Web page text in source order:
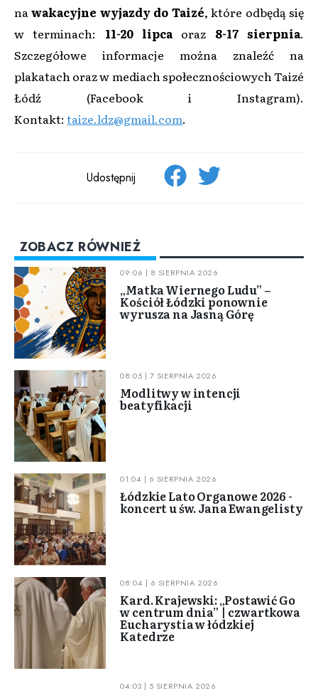
nawakacyjne wyjazdy do Taizé, które odbędą się
w terminach: 11-20 lipcaoraz 8-17 sierpnia.
Szczegółowe informacje można znaleźć na
plakatach oraz w mediach społecznościowych Taizé
Łódź (Facebook i Instagram).
Kontakt: taize.ldz@gmail.com.
Udostępnij
ZOBACZ RÓWNIEŻ
09:06 | 8 SIERPNIA 2026
„Matka Wiernego Ludu” –
Kościół Łódzki ponownie
wyrusza na Jasną Górę
08:05 | 7 SIERPNIA 2026
Modlitwy w intencji
beatyfikacji
01:04 | 6 SIERPNIA 2026
Łódzkie Lato Organowe 2026 -
koncert u św. Jana Ewangelisty
08:04 | 6 SIERPNIA 2026
Kard. Krajewski: „Postawić Go
w centrum dnia” | czwartkowa
Eucharystia w łódzkiej
Katedrze
04:03 | 5 SIERPNIA 2026